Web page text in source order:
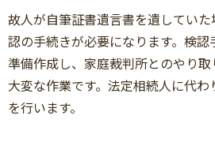
故人が自筆証書遺言書を遺してい
認の手続きが必要になります。検
準備作成し、家庭裁判所とのやり
大変な作業です。法定相続人に代
を行います。